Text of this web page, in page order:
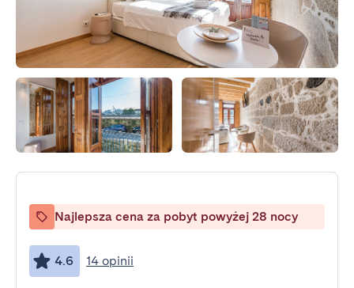
Najlepsza cena za pobyt powyżej 28 nocy
4.6 14 opinii